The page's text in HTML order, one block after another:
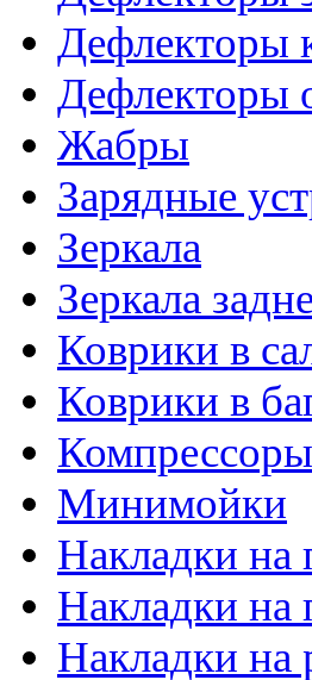
Дефлекторы
Дефлекторы
Жабры
Зарядные
Зеркала
Зеркала
Коврики в
Коврики в
Минимойки
Накладки на
Накладки на
Накладки на